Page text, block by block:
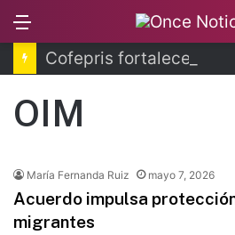
OIM
María Fernanda Ruiz mayo 7, 2026
Acuerdo impulsa
migrantes